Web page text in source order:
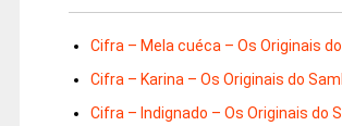
Cifra – Mela cuéca – Os Originais
Cifra – Karina – Os Originais do
Cifra – Indignado – Os Originais do